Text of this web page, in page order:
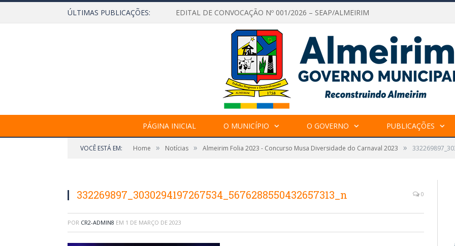
ÚLTIMAS PUBLICAÇÕES: EDITAL DE CONVOCAÇÃO Nº 001/2026 – SEAP/ALMEIRIM
PÁGINA INICIAL O MUNICÍPIO O GOVERNO PUBLICAÇÕES
VOCÊ ESTÁ EM: Home » Notícias » Almeirim Folia 2023 - Concurso Musa Diversidade do Carnaval 2023 »
332269897_3030294197267534_5676288550432657313_n 0
POR CR2-ADMIN8 EM 1 DE MARÇO DE 2023